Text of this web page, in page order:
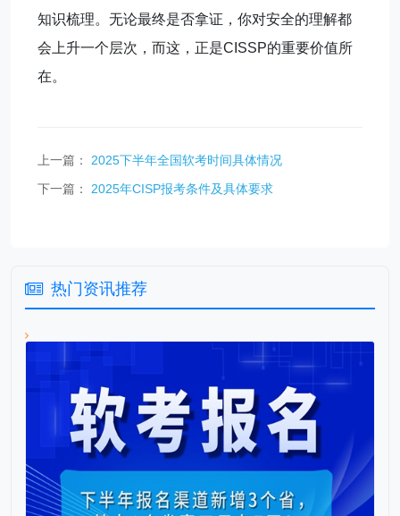
知识梳理。无论最终是否拿证，你对安全的理解都
会上升一个层次，而这，正是CISSP的重要价值所
在。
上一篇：
2025下半年全国软考时间具体情况
下一篇：
2025年CISP报考条件及具体要求
热门资讯推荐